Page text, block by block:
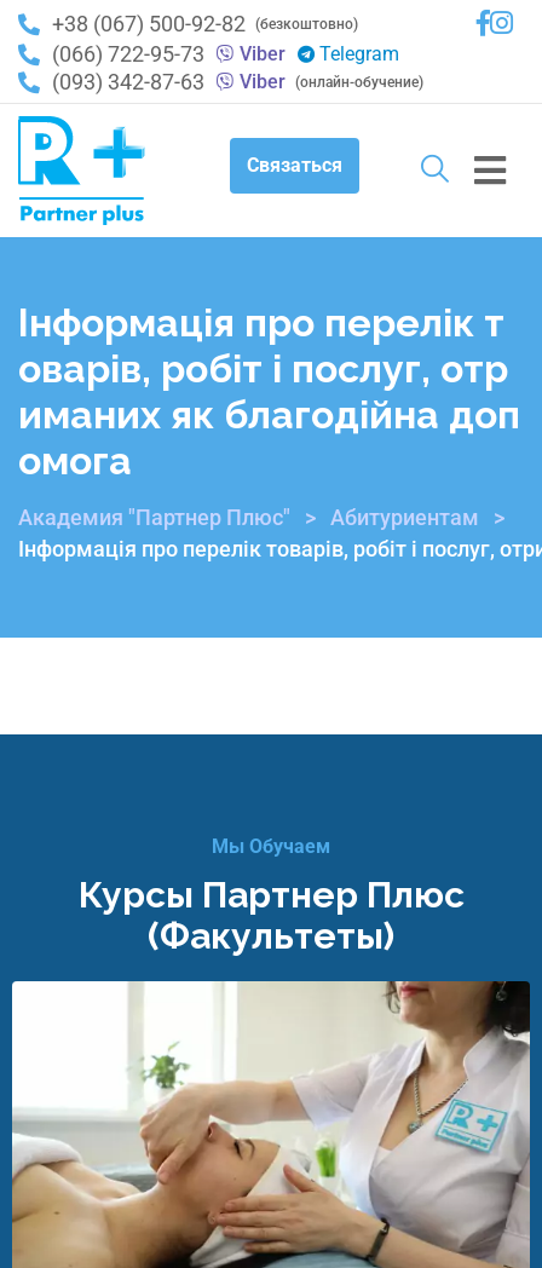
+38 (067) 500-92-82 (безкоштовно)
(066) 722-95-73 Viber Telegram
(093) 342-87-63 Viber (онлайн-обучение)
Связаться
Інформація про перелік т
оварів, робіт і послуг, отр
иманих як благодійна доп
омога
Академия "Партнер Плюс" > Абитуриентам
>
Інформація про перелік товарів, робіт і послуг,
Мы Обучаем
Курсы Партнер Плюс
(факультеты)